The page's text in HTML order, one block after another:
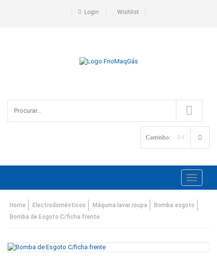
Login Wishlist
Carrinho: 0 €
Toggle
Home Electrodomésticos Máquina lavar roupa
Bomba esgoto
Bomba de Esgoto C/ficha frente